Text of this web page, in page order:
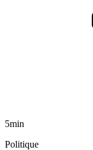
5min
Politique